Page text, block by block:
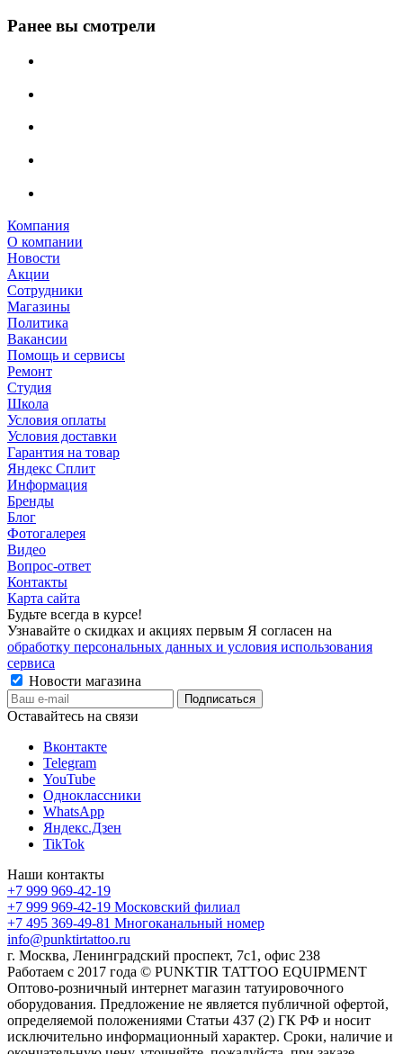
Ранее вы смотрели
Компания
О компании
Новости
Акции
Сотрудники
Магазины
Политика
Вакансии
Помощь и сервисы
Ремонт
Студия
Школа
Условия оплаты
Условия доставки
Гарантия на товар
Яндекс Сплит
Информация
Бренды
Блог
Фотогалерея
Видео
Вопрос-ответ
Контакты
Карта сайта
Будьте всегда в курсе!
Узнавайте о скидках и акциях первым Я согласен на
обработку персональных данных и условия использования
сервиса
Новости магазина
Оставайтесь на связи
Вконтакте
Telegram
YouTube
Одноклассники
WhatsApp
Яндекс.Дзен
TikTok
Наши контакты
+7 999 969-42-19
+7 999 969-42-19 Московский филиал
+7 495 369-49-81 Многоканальный номер
info@punktirtattoo.ru
г. Москва, Ленинградский проспект, 7с1, офис 238
Работаем с 2017 года © PUNKTIR TATTOO EQUIPMENT
Оптово-розничный интернет магазин татуировочного
оборудования. Предложение не является публичной офертой,
определяемой положениями Статьи 437 (2) ГК РФ и носит
исключительно информационный характер. Сроки, наличие и